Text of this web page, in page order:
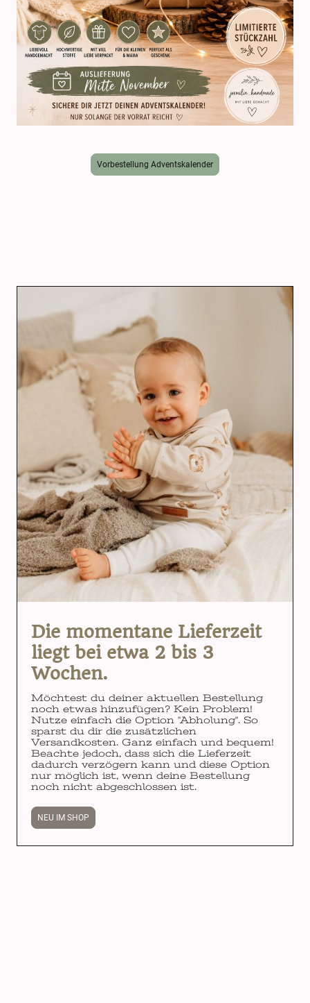
Vorbestellung Adventskalender
Die momentane Lieferzeit
liegt bei etwa 2 bis 3
Wochen.
Möchtest du deiner aktuellen Bestellung
noch etwas hinzufügen? Kein Problem!
Nutze einfach die Option "Abholung". So
sparst du dir die zusätzlichen
Versandkosten. Ganz einfach und bequem!
Beachte jedoch, dass sich die Lieferzeit
dadurch verzögern kann und diese Option
nur möglich ist, wenn deine Bestellung
noch nicht abgeschlossen ist.
NEU IM SHOP